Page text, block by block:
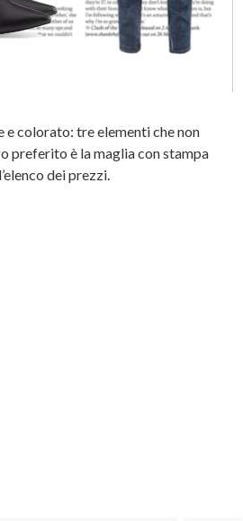
e colorato: tre elementi che non
preferito è la maglia con stampa
dei prezzi.